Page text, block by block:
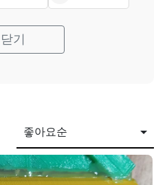
닫기
좋아요순